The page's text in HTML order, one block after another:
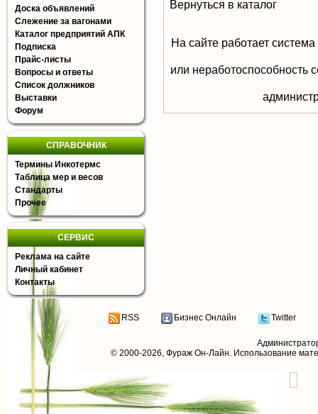
Доска объявлений
Слежение за вагонами
Каталог предприятий АПК
Подписка
Прайс-листы
Вопросы и ответы
Список должников
Выставки
Форум
СПРАВОЧНИК
Термины Инкотермс
Таблица мер и весов
Стандарты
Прочее
СЕРВИС
Реклама на сайте
Личный кабинет
Контакты
Вернуться в каталог
На сайте работает
или неработоспособность
RSS Бизнес Онлайн Twitter
© 2000-2026, Фураж Он-Лайн. Использование